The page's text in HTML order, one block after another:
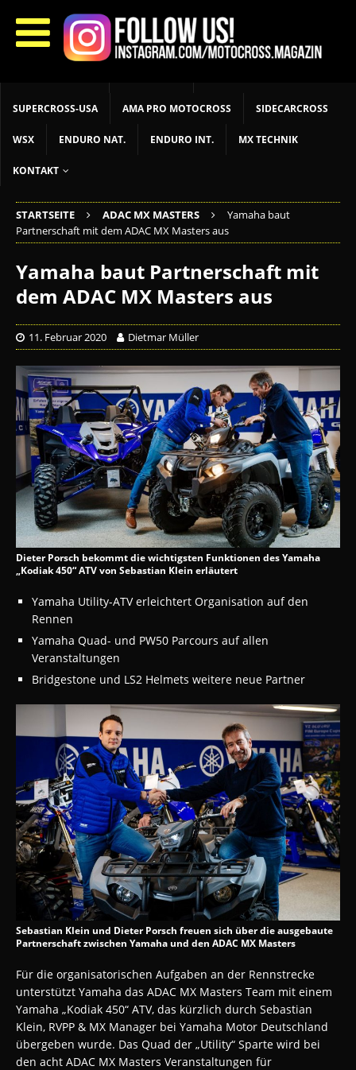
START LIVETIMING MX NEWS MX YOUTH
MX WOMEN MXGP ADAC MX MASTERS MOTOCROSS INT
SUPERCROSS-USA AMA PRO MOTOCROSS SIDECARCROSS
WSX ENDURO NAT. ENDURO INT. MX TECHNIK
KONTAKT
STARTSEITE ADAC MX MASTERS
Yamaha baut
Partnerschaft mit dem ADAC MX Masters aus
Yamaha baut Partnerschaft mit
dem ADAC MX Masters aus
11. Februar 2020 Dietmar Müller
Dieter Porsch bekommt die wichtigsten Funktionen des Yamaha
„Kodiak 450“ ATV von Sebastian Klein erläutert
Yamaha Utility-ATV erleichtert Organisation auf den
Rennen
Yamaha Quad- und PW50 Parcours auf allen
Veranstaltungen
Bridgestone und LS2 Helmets weitere neue Partner
Sebastian Klein und Dieter Porsch freuen sich über die ausgebaute
Partnerschaft zwischen Yamaha und den ADAC MX Masters
Für die organisatorischen Aufgaben an der Rennstrecke
unterstützt Yamaha das ADAC MX Masters Team mit einem
Yamaha „Kodiak 450“ ATV, das kürzlich durch Sebastian
Klein, RVPP & MX Manager bei Yamaha Motor Deutschland
übergeben wurde. Das Quad der „Utility“ Sparte wird bei
den acht ADAC MX Masters Veranstaltungen für